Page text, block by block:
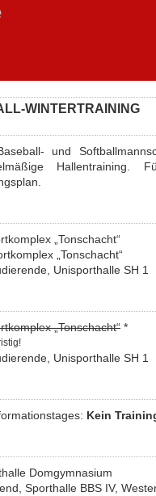
WINTERTRAINING
und
Hallentraining.
„Tonschacht“
„Tonschacht“
Unisporthalle SH 1
„Tonschacht“ *
Unisporthalle SH 1
Kein
Domgymnasium
Sporthalle BBS IV,